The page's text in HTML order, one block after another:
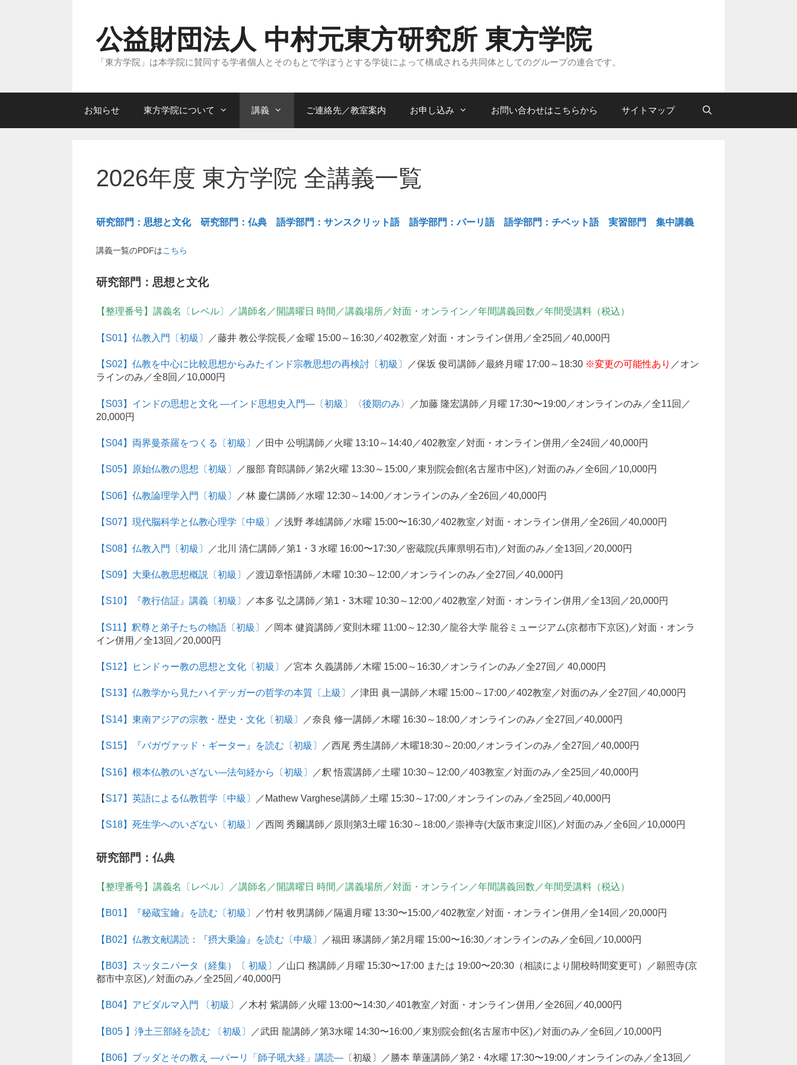
ッ
公益財団法人 中村元東方研究所 東方学院
「東方学院」は本学院に賛同する学者個人とそのもとで学ぼうとする学徒によって構成される共同体としてのグループの連合です。
お知らせ 東方学院について 講義 ご連絡先／教室案内 お申し込み お問い合わせはこちらから サイトマップ
2026年度 東方学院 全講義一覧
研究部門：思想と文化 研究部門：仏典 語学部門：サンスクリット語 語学部門：パーリ語 語学部門：チベット語 実習部門 集中講義
講義一覧のPDFはこちら
研究部門：思想と文化
【整理番号】講義名〔レベル〕／講師名／開講曜日 時間／講義場所／対面・オンライン／年間講義回数／年間受講料（税込）
【S01】仏教入門〔初級〕 ／藤井 教公学院長／金曜 15:00～16:30／402教室／対面・オンライン併用／全25回／40,000円
【S02】仏教を中心に比較思想からみたインド宗教思想の再検討〔初級〕 ／保坂 俊司講師／最終月曜 17:00～18:30 ※変更の可能性あり ／オン
ラインのみ／全8回／10,000円
【S03】インドの思想と文化 ―インド思想史入門―〔初級〕〈後期のみ〉
／加藤 隆宏講師／月曜 17:30〜19:00／オンラインのみ／全11回／
20,000円
【S04】両界曼荼羅をつくる〔初級〕 ／田中 公明講師／火曜 13:10～14:40／402教室／対面・オンライン併用／全24回／40,000円
【S05】原始仏教の思想〔初級〕 ／服部 育郎講師／第2火曜 13:30～15:00／東別院会館(名古屋市中区)／対面のみ／全6回／10,000円
【S06】仏教論理学入門〔初級〕 ／林 慶仁講師／水曜 12:30～14:00／オンラインのみ／全26回／40,000円
【S07】現代脳科学と仏教心理学〔中級〕 ／浅野 孝雄講師／水曜 15:00〜16:30／402教室／対面・オンライン併用／全26回／40,000円
【S08】仏教入門〔初級〕 ／北川 清仁講師／第1・3 水曜 16:00〜17:30／密蔵院(兵庫県明石市)／対面のみ／全13回／20,000円
【S09】大乗仏教思想概説〔初級〕 ／渡辺章悟講師／木曜 10:30～12:00／オンラインのみ／全27回／40,000円
【S10】『教行信証』講義〔初級〕 ／本多 弘之講師／第1・3木曜 10:30～12:00／402教室／対面・オンライン併用／全13回／20,000円
【S11】釈尊と弟子たちの物語〔初級〕
／岡本 健資講師／変則木曜 11:00～12:30／龍谷大学 龍谷ミュージアム(京都市下京区)／対面・オンラ
イン併用／全13回／20,000円
【S12】ヒンドゥー教の思想と文化〔初級〕 ／宮本 久義講師／木曜 15:00～16:30／オンラインのみ／全27回／ 40,000円
【S13】仏教学から見たハイデッガーの哲学の本質〔上級〕 ／津田 眞一講師／木曜 15:00～17:00／402教室／対面のみ／全27回／40,000円
【S14】東南アジアの宗教・歴史・文化〔初級〕 ／奈良 修一講師／木曜 16:30～18:00／オンラインのみ／全27回／40,000円
【S15】『バガヴァッド・ギーター』を読む〔初級〕 ／西尾 秀生講師／木曜18:30～20:00／オンラインのみ／全27回／40,000円
【S16】根本仏教のいざない―法句経から〔初級〕 ／釈 悟震講師／土曜 10:30～12:00／403教室／対面のみ／全25回／40,000円
【 S17】英語による仏教哲学〔中級〕 ／Mathew Varghese講師／土曜 15:30～17:00／オンラインのみ／全25回／40,000円
【S18】死生学へのいざない〔初級〕 ／西岡 秀爾講師／原則第3土曜 16:30～18:00／崇禅寺(大阪市東淀川区)／対面のみ／全6回／10,000円
研究部門：仏典
【整理番号】講義名〔レベル〕／講師名／開講曜日 時間／講義場所／対面・オンライン／年間講義回数／年間受講料（税込）
【B01】『秘蔵宝鑰』を読む〔初級〕 ／竹村 牧男講師／隔週月曜 13:30〜15:00／402教室／対面・オンライン併用／全14回／20,000円
【B02】仏教文献講読：『摂大乗論』を読む〔中級〕 ／福田 琢講師／第2月曜 15:00〜16:30／オンラインのみ／全6回／10,000円
【B03】スッタニパータ（経集）〔 初級〕
／山口 務講師／月曜 15:30〜17:00 または 19:00〜20:30（相談により開校時間変更可）／願照寺(京
都市中京区)／対面のみ／全25回／40,000円
【B04】アビダルマ入門 〔初級〕 ／木村 紫講師／火曜 13:00〜14:30／401教室／対面・オンライン併用／全26回／40,000円
【B05 】浄土三部経を読む 〔初級〕 ／武田 龍講師／第3水曜 14:30〜16:00／東別院会館(名古屋市中区)／対面のみ／全6回／10,000円
【B06】ブッダとその教え ―パーリ「師子吼大経」講読― 〔初級〕／勝本 華蓮講師／第2・4水曜 17:30〜19:00／オンラインのみ／全13回／